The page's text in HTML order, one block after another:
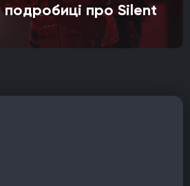
подробиці про Silent